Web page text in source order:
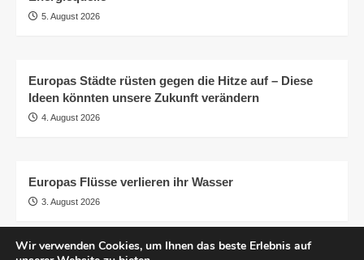
5. August 2026
Europas Städte rüsten gegen die Hitze auf – Diese
Ideen könnten unsere Zukunft verändern
4. August 2026
Europas Flüsse verlieren ihr Wasser
3. August 2026
Wir verwenden Cookies, um Ihnen das beste Erlebnis auf